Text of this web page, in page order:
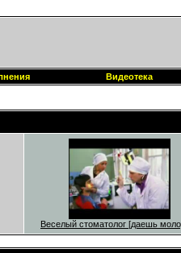
Видеотека
Веселый стоматолог [даешь